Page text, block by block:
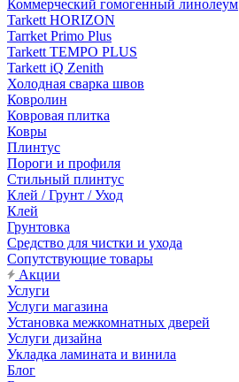
Коммерческий гомогенный линолеум
Tarkett HORIZON
Tarrket Primo Plus
Tarkett TEMPO PLUS
Tarkett iQ Zenith
Холодная сварка швов
Ковролин
Ковровая плитка
Ковры
Плинтус
Пороги и профиля
Стильный плинтус
Клей / Грунт / Уход
Клей
Грунтовка
Средство для чистки и ухода
Сопутствующие товары
Акции
Услуги
Услуги магазина
Установка межкомнатных дверей
Услуги дизайна
Укладка ламината и винила
Блог